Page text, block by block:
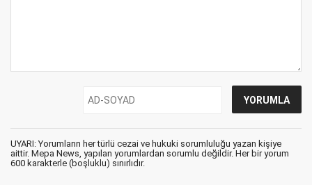
UYARI: Yorumların her türlü cezai ve hukuki sorumluluğu yazan kişiye
aittir. Mepa News, yapılan yorumlardan sorumlu değildir. Her bir yorum
600 karakterle (boşluklu) sınırlıdır.